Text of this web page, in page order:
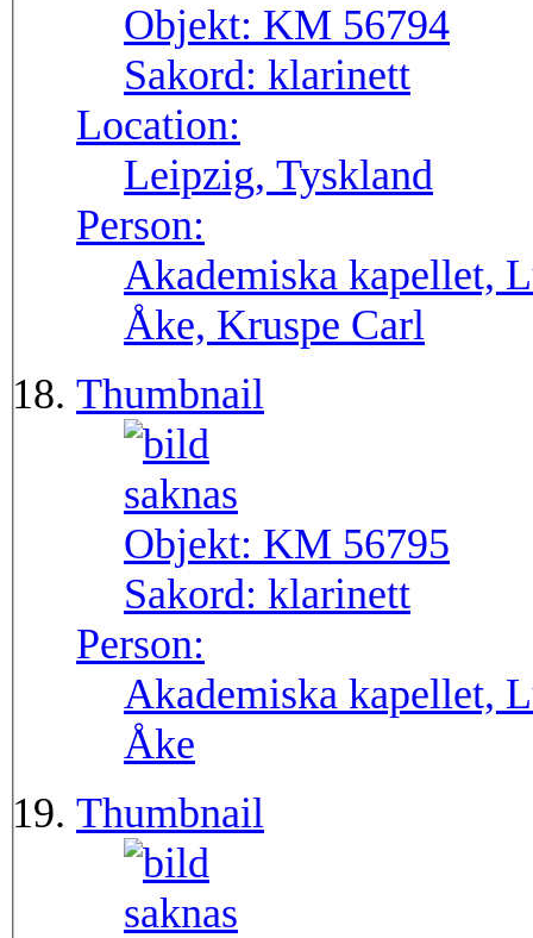
Objekt: KM 56794
Sakord: klarinett
Location:
Leipzig, Tyskland
Person:
Akademiska kapellet,
Åke, Kruspe Carl
Thumbnail
Objekt: KM 56795
Sakord: klarinett
Person:
Akademiska kapellet,
Åke
Thumbnail